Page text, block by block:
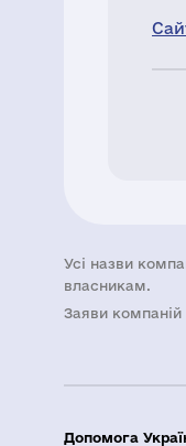
Усі назви
власникам.
Заяви компаній
Допомога